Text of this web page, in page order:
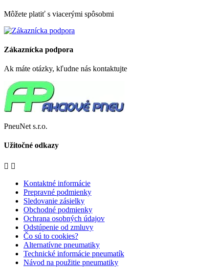
Môžete platiť s viacerými spôsobmi
Zákaznícka podpora
Ak máte otázky, kľudne nás kontaktujte
PneuNet s.r.o.
Užitočné odkazy
 
Kontaktné informácie
Prepravné podmienky
Sledovanie zásielky
Obchodné podmienky
Ochrana osobných údajov
Odstúpenie od zmluvy
Čo sú to cookies?
Alternatívne pneumatiky
Technické informácie pneumatík
Návod na použitie pneumatiky